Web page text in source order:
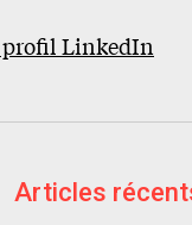
profil LinkedIn
Articles